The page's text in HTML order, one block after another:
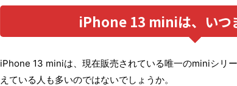
iPhone 13 miniは、いつ
iPhone 13 miniは、現在販売されている唯一のminiシリ
えている人も多いのではないでしょうか。